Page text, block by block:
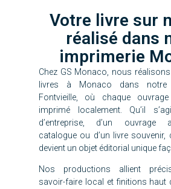
Votre livre sur
réalisé dans
imprimerie
Chez GS Monaco, nous
livres à Monaco dans notre
Fontvieille, où chaque
imprimé localement. Qu’il
d’entreprise, d’un ouvrage
catalogue ou d’un livre souvenir,
devient un objet éditorial unique
Nos productions allient
savoir-faire local et finitions haut